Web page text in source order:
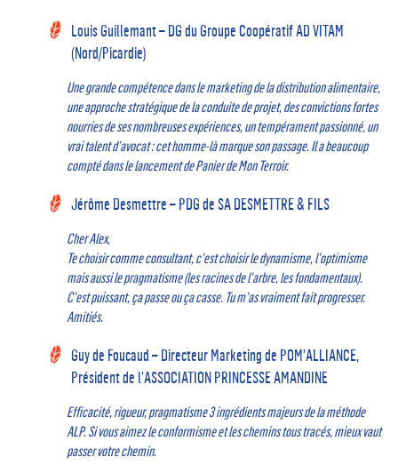
Louis Guillemant – DG du Groupe Coopératif AD VITAM
(Nord/Picardie)
Une grande compétence dans le marketing de la distribution alimentaire,
une approche stratégique de la conduite de projet, des convictions fortes
nourries de ses nombreuses expériences, un tempérament passionné, un
vrai talent d’avocat : cet homme-là marque son passage. Il a beaucoup
compté dans le lancement de Panier de Mon Terroir.
Jérôme Desmettre – PDG de SA DESMETTRE & FILS
Cher Alex,
Te choisir comme consultant, c’est choisir le dynamisme, l’optimisme
mais aussi le pragmatisme (les racines de l’arbre, les fondamentaux).
C’est puissant, ça passe ou ça casse. Tu m’as vraiment fait progresser.
Amitiés.
Guy de Foucaud – Directeur Marketing de POM’ALLIANCE,
Président de l’ASSOCIATION PRINCESSE AMANDINE
Efficacité, rigueur, pragmatisme 3 ingrédients majeurs de la méthode
ALP. Si vous aimez le conformisme et les chemins tous tracés, mieux vaut
passer votre chemin.